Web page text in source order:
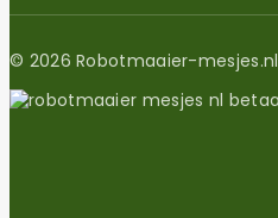
© 2026 Robotmaaier-mesjes.nl